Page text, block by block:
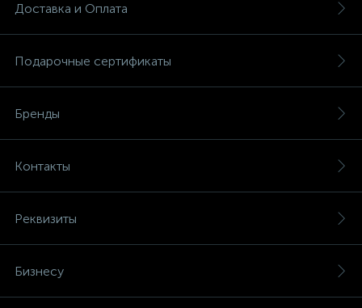
Доставка и Оплата
Подарочные сертификаты
Бренды
Контакты
Реквизиты
Бизнесу